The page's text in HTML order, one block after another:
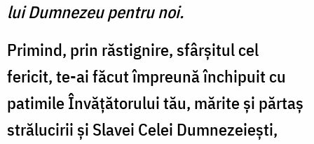
lui Dumnezeu pentru noi.
Primind, prin răstignire, sfârşitul cel
fericit, te-ai făcut împreună închipuit cu
patimile Învăţătorului tău, mărite şi părtaş
strălucirii şi Slavei Celei Dumnezeieşti,